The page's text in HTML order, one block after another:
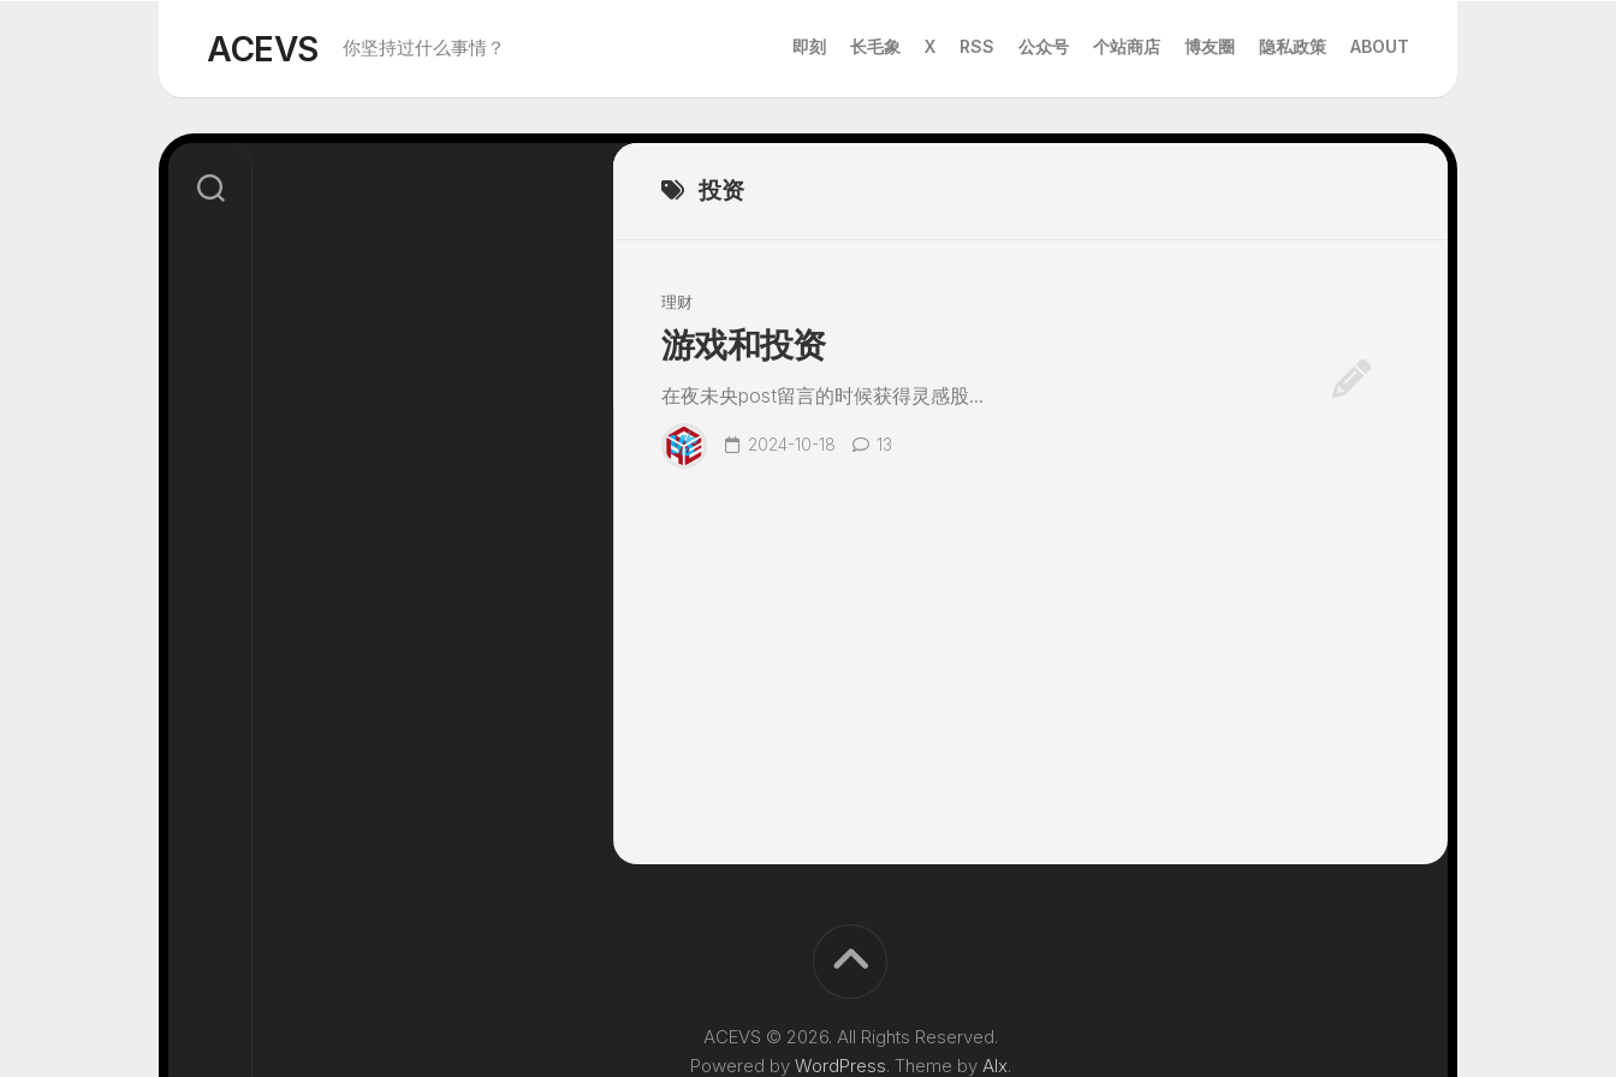
ACEVS 你坚持过什么事情？ 即刻 长毛象 X RSS 公众号 个站商店 博友圈 隐私政策 ABOUT
投资
理财
游戏和投资
在夜未央post留言的时候获得灵感股...
2024-10-18 13
ACEVS © 2026. All Rights Reserved.
Powered by WordPress. Theme by Alx.